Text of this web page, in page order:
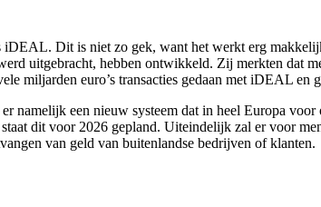
iDEAL. Dit is niet zo gek, want het werkt erg
uitgebracht, hebben ontwikkeld. Zij merkten dat
miljarden euro’s transacties gedaan met iDEAL
namelijk een nieuw systeem dat in heel Europa
dit voor 2026 gepland. Uiteindelijk zal er voor
van geld van buitenlandse bedrijven of klanten.